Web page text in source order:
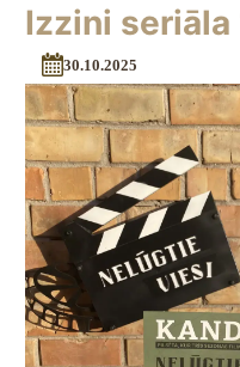
Izzini seriāla
30.10.2025